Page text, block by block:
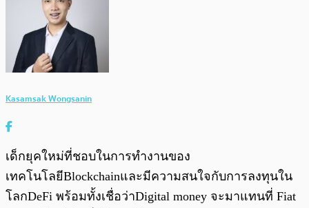
Kasamsak Wongsanin
เด็กยุคใหม่ที่ชอบในการทำงานของ
เทคโนโลยีBlockchainและมีความสนใจกับการลงทุนใน
โลกDeFi พร้อมทั้งเชื่อว่าDigital money จะมาแทนที่ Fiat